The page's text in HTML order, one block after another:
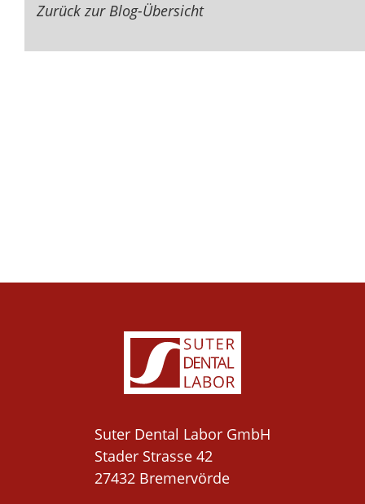
Zurück zur Blog-Übersicht
Suter Dental Labor GmbH
Stader Strasse 42
27432 Bremervörde